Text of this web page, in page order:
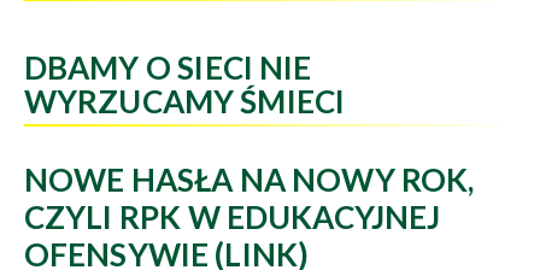
DBAMY O SIECI NIE
WYRZUCAMY ŚMIECI
NOWE HASŁA NA NOWY ROK,
CZYLI RPK W EDUKACYJNEJ
OFENSYWIE (LINK)